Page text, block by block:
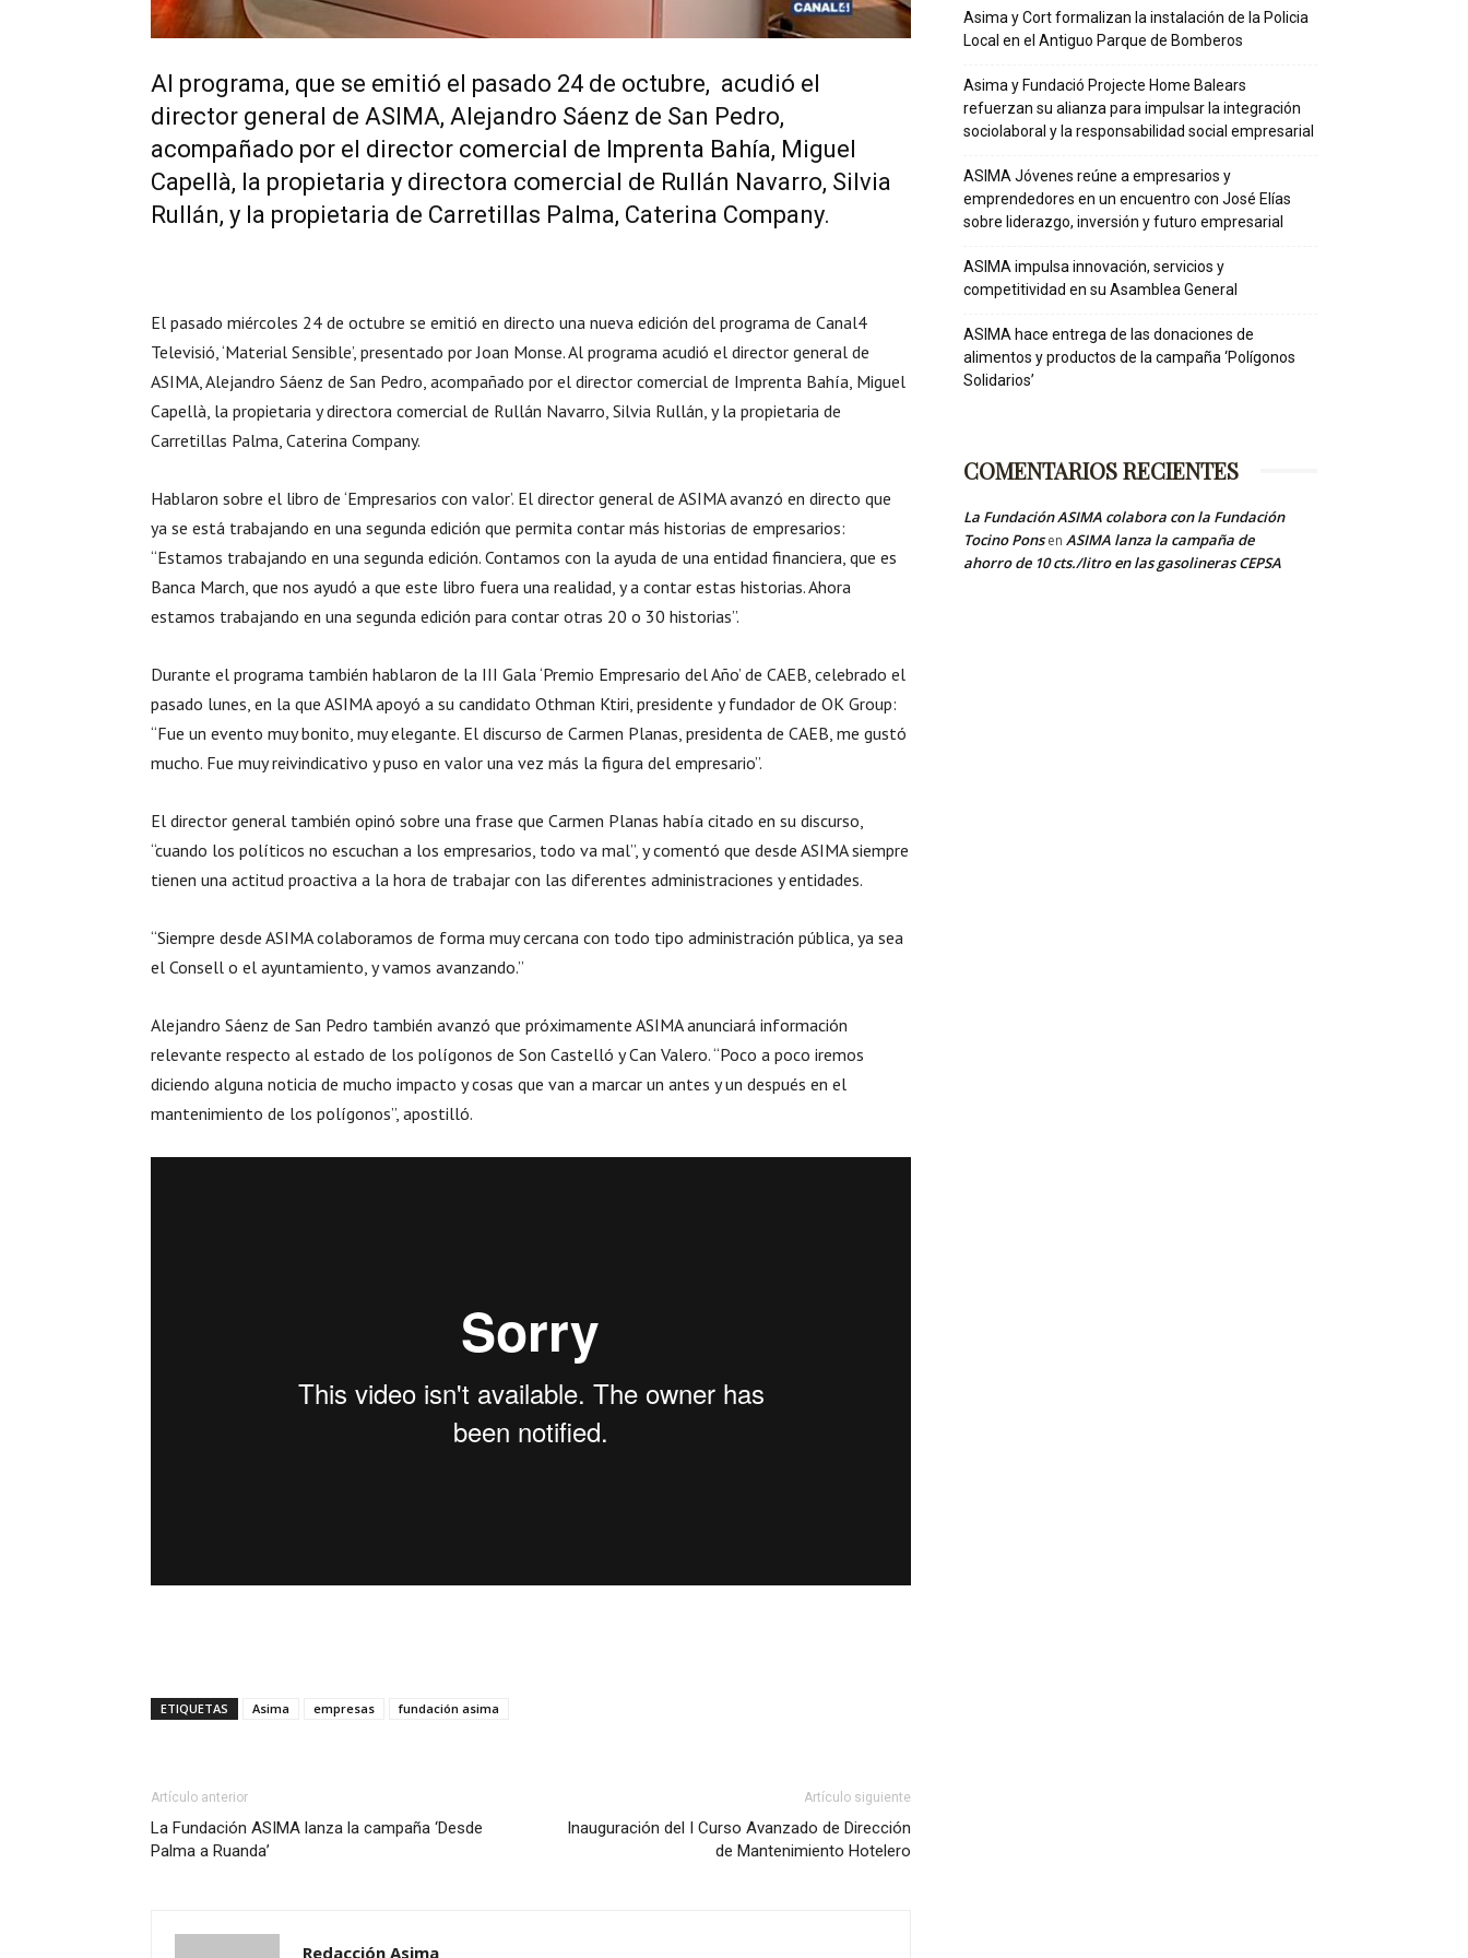
Al programa, que se emitió el pasado 24 de octubre, acudió el
director general de ASIMA, Alejandro Sáenz de San Pedro,
acompañado por el director comercial de Imprenta Bahía, Miguel
Capellà, la propietaria y directora comercial de Rullán Navarro, Silvia
Rullán, y la propietaria de Carretillas Palma, Caterina Company.
El pasado miércoles 24 de octubre se emitió en directo una nueva edición del programa de Canal4
Televisió, ‘Material Sensible’, presentado por Joan Monse. Al programa acudió el director general de
ASIMA, Alejandro Sáenz de San Pedro, acompañado por el director comercial de Imprenta Bahía, Miguel
Capellà, la propietaria y directora comercial de Rullán Navarro, Silvia Rullán, y la propietaria de
Carretillas Palma, Caterina Company.
Hablaron sobre el libro de ‘Empresarios con valor’. El director general de ASIMA avanzó en directo que
ya se está trabajando en una segunda edición que permita contar más historias de empresarios:
“Estamos trabajando en una segunda edición. Contamos con la ayuda de una entidad financiera, que es
Banca March, que nos ayudó a que este libro fuera una realidad, y a contar estas historias. Ahora
estamos trabajando en una segunda edición para contar otras 20 o 30 historias”.
Durante el programa también hablaron de la III Gala ‘Premio Empresario del Año’ de CAEB, celebrado el
pasado lunes, en la que ASIMA apoyó a su candidato Othman Ktiri, presidente y fundador de OK Group:
“Fue un evento muy bonito, muy elegante. El discurso de Carmen Planas, presidenta de CAEB, me gustó
mucho. Fue muy reivindicativo y puso en valor una vez más la figura del empresario”.
El director general también opinó sobre una frase que Carmen Planas había citado en su discurso,
“cuando los políticos no escuchan a los empresarios, todo va mal”, y comentó que desde ASIMA siempre
tienen una actitud proactiva a la hora de trabajar con las diferentes administraciones y entidades.
“Siempre desde ASIMA colaboramos de forma muy cercana con todo tipo administración pública, ya sea
el Consell o el ayuntamiento, y vamos avanzando.”
Alejandro Sáenz de San Pedro también avanzó que próximamente ASIMA anunciará información
relevante respecto al estado de los polígonos de Son Castelló y Can Valero. “Poco a poco iremos
diciendo alguna noticia de mucho impacto y cosas que van a marcar un antes y un después en el
mantenimiento de los polígonos”, apostilló.
ETIQUETAS Asima empresas fundación asima
Artículo anterior
La Fundación ASIMA lanza la campaña ‘Desde
Palma a Ruanda’
Artículo siguiente
Inauguración del I Curso Avanzado de Dirección
de Mantenimiento Hotelero
Redacción Asima
Asima y Cort formalizan la instalación de la Policia
Local en el Antiguo Parque de Bomberos
Asima y Fundació Projecte Home Balears
refuerzan su alianza para impulsar la integración
sociolaboral y la responsabilidad social empresarial
ASIMA Jóvenes reúne a empresarios y
emprendedores en un encuentro con José Elías
sobre liderazgo, inversión y futuro empresarial
ASIMA impulsa innovación, servicios y
competitividad en su Asamblea General
ASIMA hace entrega de las donaciones de
alimentos y productos de la campaña ‘Polígonos
Solidarios’
COMENTARIOS RECIENTES
La Fundación ASIMA colabora con la Fundación
Tocino Ponsen ASIMA lanza la campaña de
ahorro de 10 cts./litro en las gasolineras CEPSA